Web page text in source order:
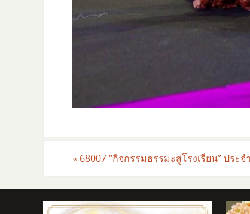
« 68007 “กิจกรรมธรรมะสู่โรงเรียน” ประ